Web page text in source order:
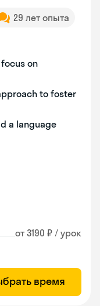
29 лет опыта
on
to foster
a language
от 3190 ₽ / урок
время